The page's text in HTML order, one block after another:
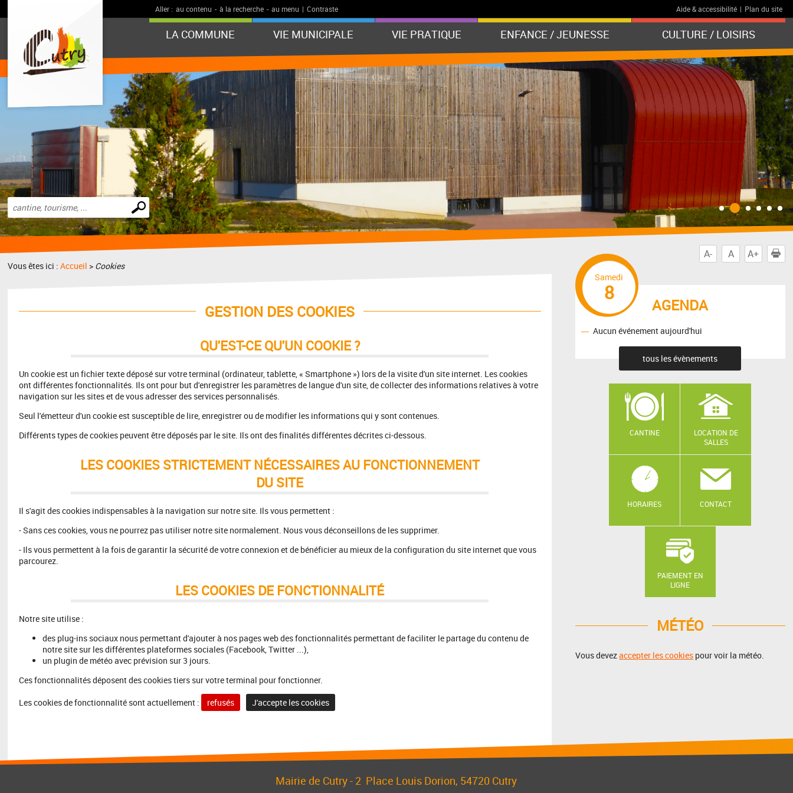
Aller : au contenu - à la recherche - au menu | Contraste Aide & accessibilité | Plan du site
LA COMMUNE VIE MUNICIPALE VIE PRATIQUE ENFANCE / JEUNESSE CULTURE / LOISIRS
Effectuer
une
recherche
A- A A+
Vous êtes ici :Accueil > Cookies
GESTION DES COOKIES
QU'EST-CE QU'UN COOKIE ?
Un cookie est un fichier texte déposé sur votre terminal (ordinateur, tablette, « Smartphone ») lors de la visite d'un site internet. Les cookies
ont différentes fonctionnalités. Ils ont pour but d'enregistrer les paramètres de langue d'un site, de collecter des informations relatives à votre
navigation sur les sites et de vous adresser des services personnalisés.
Seul l'émetteur d'un cookie est susceptible de lire, enregistrer ou de modifier les informations qui y sont contenues.
Différents types de cookies peuvent être déposés par le site. Ils ont des finalités différentes décrites ci-dessous.
LES COOKIES STRICTEMENT NÉCESSAIRES AU FONCTIONNEMENT
DU SITE
Il s'agit des cookies indispensables à la navigation sur notre site. Ils vous permettent :
- Sans ces cookies, vous ne pourrez pas utiliser notre site normalement. Nous vous déconseillons de les supprimer.
- Ils vous permettent à la fois de garantir la sécurité de votre connexion et de bénéficier au mieux de la configuration du site internet que vous
parcourez.
LES COOKIES DE FONCTIONNALITÉ
Notre site utilise :
des plug-ins sociaux nous permettant d'ajouter à nos pages web des fonctionnalités permettant de faciliter le partage du contenu de
notre site sur les différentes plateformes sociales (Facebook, Twitter ...),
un plugin de météo avec prévision sur 3 jours.
Ces fonctionnalités déposent des cookies tiers sur votre terminal pour fonctionner.
Les cookies de fonctionnalité sont actuellement :
refusés J'accepte les cookies
AGENDA
Samedi
8
Aucun événement aujourd'hui
tous les évènements
CANTINE
LOCATION DE
SALLES
HORAIRES CONTACT
PAIEMENT EN
LIGNE
MÉTÉO
Vous devezaccepter les cookies pour voir la météo.
Mairie de Cutry - 2 Place Louis Dorion, 54720 Cutry